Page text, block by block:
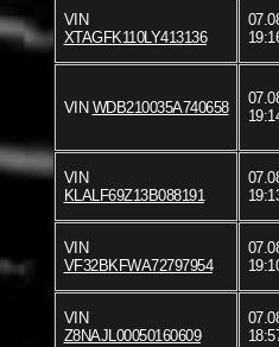
VIN
XTAGFK110LY413136
VIN WDB210035A740658
VIN
KLALF69Z13B088191
VIN
VF32BKFWA72797954
VIN
Z8NAJL00050160609